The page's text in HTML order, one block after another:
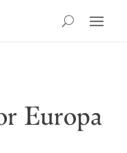
Europa